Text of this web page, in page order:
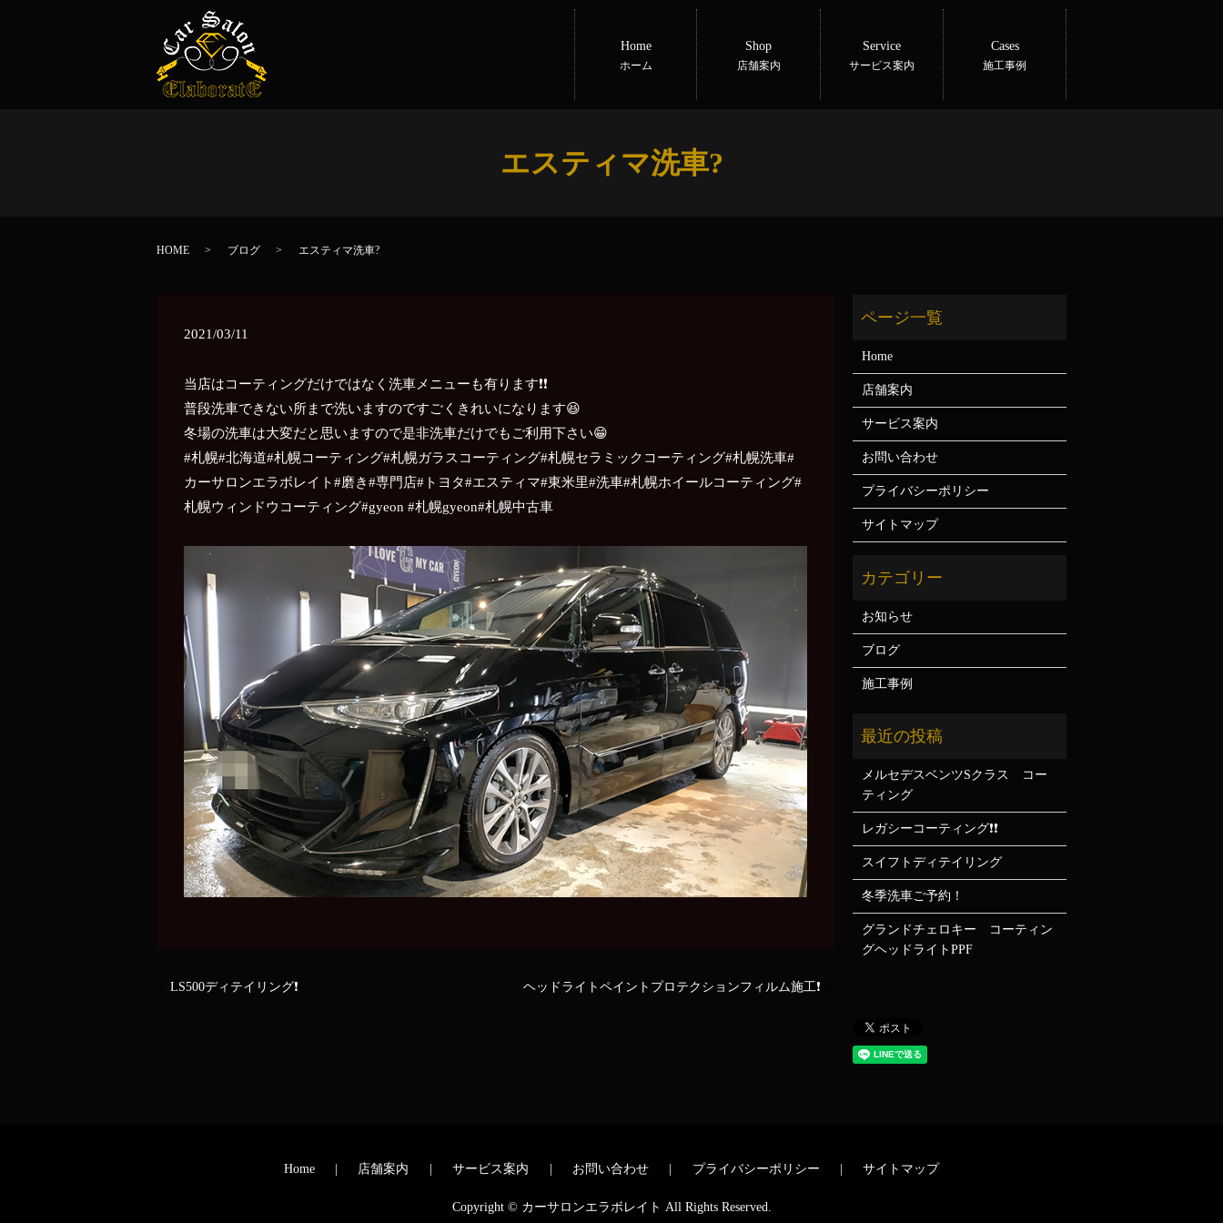
Home
ホーム
Shop
店舗案内
Service
サービス案内
Cases
施工事例
エスティマ洗車?
HOME ブログ エスティマ洗車?
2021/03/11
当店はコーティングだけではなく洗車メニューも有ります❗❗
普段洗車できない所まで洗いますのですごくきれいになります😆
冬場の洗車は大変だと思いますので是非洗車だけでもご利用下さい😁
#札幌#北海道#札幌コーティング#札幌ガラスコーティング#札幌セラミックコーティング#札幌洗車#
カーサロンエラボレイト#磨き#専門店#トヨタ#エスティマ#東米里#洗車#札幌ホイールコーティング#
札幌ウィンドウコーティング#gyeon #札幌gyeon#札幌中古車
LS500ディテイリング❗ ヘッドライトペイントプロテクションフィルム施工❗
Home
店舗案内
サービス案内
お問い合わせ
プライバシーポリシー
サイトマップ
お知らせ
ブログ
施工事例
メルセデスベンツSクラス コー
ティング
レガシーコーティング❗❗
スイフトディテイリング
冬季洗車ご予約！
グランドチェロキー コーティン
グヘッドライトPPF
Home 店舗案内 サービス案内 お問い合わせ プライバシーポリシー サイトマップ
Copyright © カーサロンエラボレイト All Rights Reserved.